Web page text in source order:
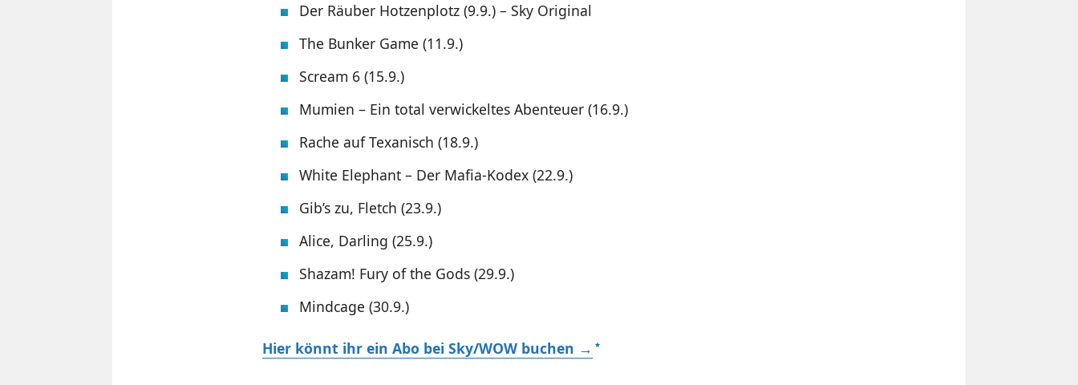
Der Räuber Hotzenplotz (9.9.) – Sky Original
The Bunker Game (11.9.)
Scream 6 (15.9.)
Mumien – Ein total verwickeltes Abenteuer (16.9.)
Rache auf Texanisch (18.9.)
White Elephant – Der Mafia-Kodex (22.9.)
Gib’s zu, Fletch (23.9.)
Alice, Darling (25.9.)
Shazam! Fury of the Gods (29.9.)
Mindcage (30.9.)
Hier könnt ihr ein Abo bei Sky/WOW buchen →